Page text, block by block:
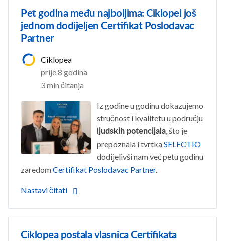
Pet godina među najboljima: Ciklopei još
jednom dodijeljen Certifikat Poslodavac
Partner
Ciklopea
prije 8 godina
3 min čitanja
Iz godine u godinu dokazujemo
stručnost i kvalitetu u području
ljudskih potencijala, što je
prepoznala i tvrtkaSELECTIO
dodijelivši nam već petu godinu
zaredomCertifikat Poslodavac Partner.
Nastavi čitati
Ciklopea postala vlasnica Certifikata